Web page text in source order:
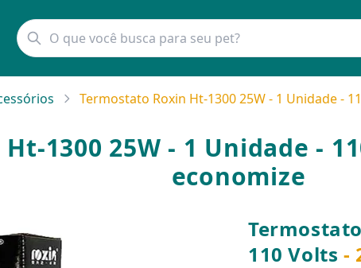
Termostato Roxin Ht-1300 25W - 1 Unidade -
1300 25W - 1 Unidade -
economize
110 Volts -